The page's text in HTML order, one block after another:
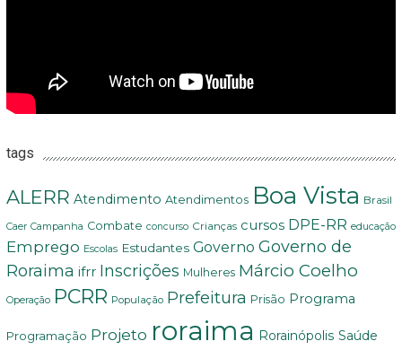
tags
ALERR Atendimento Atendimentos Boa Vista Brasil
Caer Campanha Combate concurso Crianças cursos DPE-RR educação
Emprego Escolas Estudantes Governo Governo de
Roraima ifrr Inscrições Mulheres Márcio Coelho
Operação PCRR População Prefeitura Prisão Programa
Programação Projeto roraima Rorainópolis Saúde